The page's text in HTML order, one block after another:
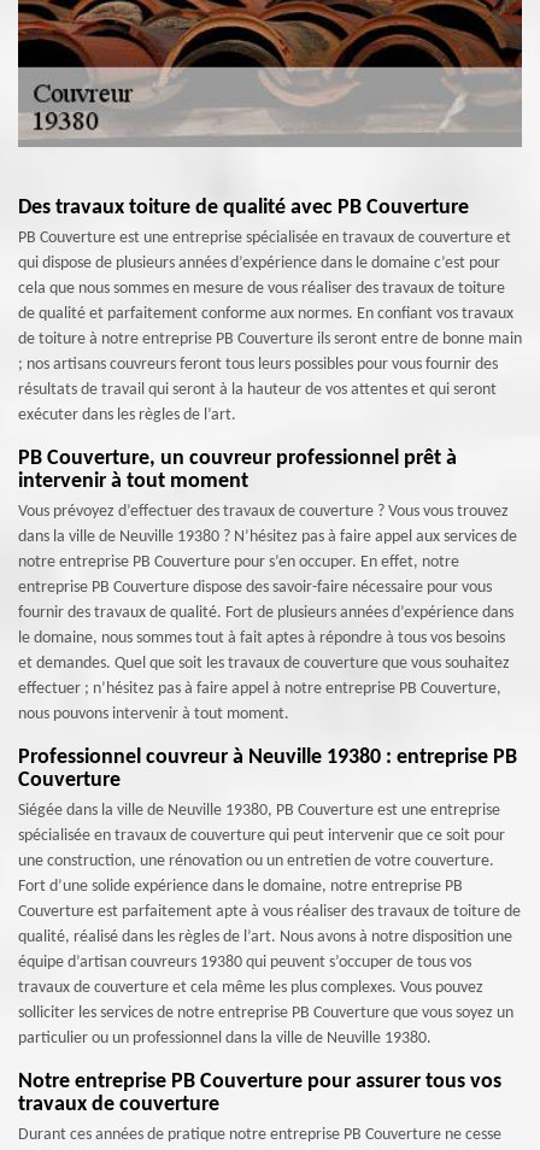
Des travaux toiture de qualité avec PB Couverture
PB Couverture est une entreprise spécialisée en travaux de couverture et
qui dispose de plusieurs années d’expérience dans le domaine c’est pour
cela que nous sommes en mesure de vous réaliser des travaux de toiture
de qualité et parfaitement conforme aux normes. En confiant vos travaux
de toiture à notre entreprise PB Couverture ils seront entre de bonne main
; nos artisans couvreurs feront tous leurs possibles pour vous fournir des
résultats de travail qui seront à la hauteur de vos attentes et qui seront
exécuter dans les règles de l’art.
PB Couverture, un couvreur professionnel prêt à
intervenir à tout moment
Vous prévoyez d’effectuer des travaux de couverture ? Vous vous trouvez
dans la ville de Neuville 19380 ? N’hésitez pas à faire appel aux services de
notre entreprise PB Couverture pour s’en occuper. En effet, notre
entreprise PB Couverture dispose des savoir-faire nécessaire pour vous
fournir des travaux de qualité. Fort de plusieurs années d’expérience dans
le domaine, nous sommes tout à fait aptes à répondre à tous vos besoins
et demandes. Quel que soit les travaux de couverture que vous souhaitez
effectuer ; n’hésitez pas à faire appel à notre entreprise PB Couverture,
nous pouvons intervenir à tout moment.
Professionnel couvreur à Neuville 19380 : entreprise PB
Couverture
Siégée dans la ville de Neuville 19380, PB Couverture est une entreprise
spécialisée en travaux de couverture qui peut intervenir que ce soit pour
une construction, une rénovation ou un entretien de votre couverture.
Fort d’une solide expérience dans le domaine, notre entreprise PB
Couverture est parfaitement apte à vous réaliser des travaux de toiture de
qualité, réalisé dans les règles de l’art. Nous avons à notre disposition une
équipe d’artisan couvreurs 19380 qui peuvent s’occuper de tous vos
travaux de couverture et cela même les plus complexes. Vous pouvez
solliciter les services de notre entreprise PB Couverture que vous soyez un
particulier ou un professionnel dans la ville de Neuville 19380.
Notre entreprise PB Couverture pour assurer tous vos
travaux de couverture
Durant ces années de pratique notre entreprise PB Couverture ne cesse